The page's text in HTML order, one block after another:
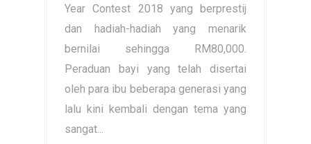
Year Contest 2018 yang berprestij
dan hadiah-hadiah yang menarik
bernilai sehingga RM80,000.
Peraduan bayi yang telah disertai
oleh para ibu beberapa generasi yang
lalu kini kembali dengan tema yang
sangat...